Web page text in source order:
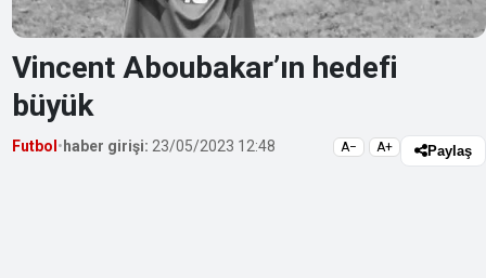
Vincent Aboubakar’ın hedefi
büyük
Futbol • haber girişi: 23/05/2023 12:48 A− A+ Paylaş